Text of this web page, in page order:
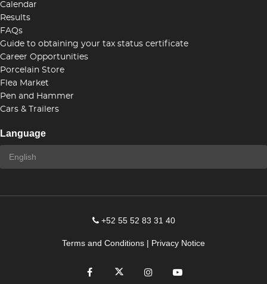
Calendar
Results
FAQs
Guide to obtaining your tax status certificate
Career Opportunities
Porcelain Store
Flea Market
Pen and Hammer
Cars & Trailers
Language
+52 55 52 83 31 40
Terms and Conditions | Privacy Notice